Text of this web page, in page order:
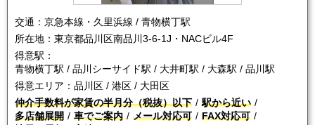
交通： 京急本線・久里浜線 / 青物横丁駅
所在地： 東京都品川区南品川3-6-1J・NACビル4F
得意駅：
青物横丁駅 / 品川シーサイド駅 / 大井町駅 / 大森駅 / 品川駅
得意エリア： 品川区 / 港区 / 大田区
仲介手数料が家賃の半月分（税抜）以下
駅から近い
多店舗展開
車でご案内 メール対応可
FAX対応可